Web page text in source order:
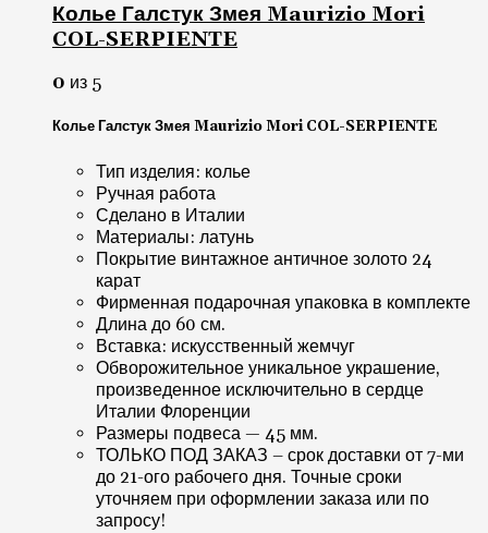
Колье Галстук Змея Maurizio Mori
COL-SERPIENTE
0 из 5
Колье Галстук Змея Maurizio Mori COL-SERPIENTE
Тип изделия: колье
Ручная работа
Сделано в Италии
Материалы: латунь
Покрытие винтажное античное золото 24
карат
Фирменная подарочная упаковка в комплекте
Длина до 60 см.
Вставка: искусственный жемчуг
Обворожительное уникальное украшение,
произведенное исключительно в сердце
Италии Флоренции
Размеры подвеса — 45 мм.
ТОЛЬКО ПОД ЗАКАЗ – срок доставки от 7-ми
до 21-ого рабочего дня. Точные сроки
уточняем при оформлении заказа или по
запросу!